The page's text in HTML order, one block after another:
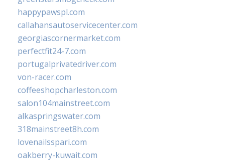
happypawspl.com
callahansautoservicecenter.com
georgiascornermarket.com
perfectfit24-7.com
portugalprivatedriver.com
von-racer.com
coffeeshopcharleston.com
salon104mainstreet.com
alkaspringswater.com
318mainstreet8h.com
lovenailsspari.com
oakberry-kuwait.com